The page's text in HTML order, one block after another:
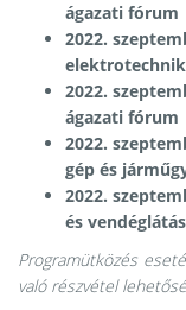
ágazati fórum
2022.
2022.
ágazati fórum
2022.
gép és
2022.
és
Programütközés
való részvétel